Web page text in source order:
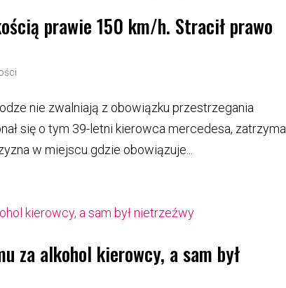
prawie 150 km/h. Stracił prawo
nie zwalniają z obowiązku przestrzegania
się o tym 39-letni kierowca mercedesa,
w miejscu gdzie obowiązuje...
za alkohol kierowcy, a sam był